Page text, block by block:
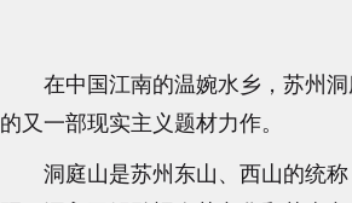
在中国江南的温婉水乡，苏州
的又一部现实主义题材力作。
洞庭山是苏州东山、西山的统